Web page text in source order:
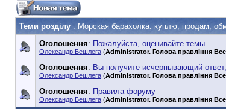
Теми розділу : Морская барахолка: куплю, продам,
Оголошення: Пожалуйста, оценивайте темы.
Олександр Бешлега (Administrator. Голова правління
Оголошення: Вы получите исчерпывающий
Олександр Бешлега (Administrator. Голова правління
Оголошення: Правила форуму
Олександр Бешлега (Administrator. Голова правління